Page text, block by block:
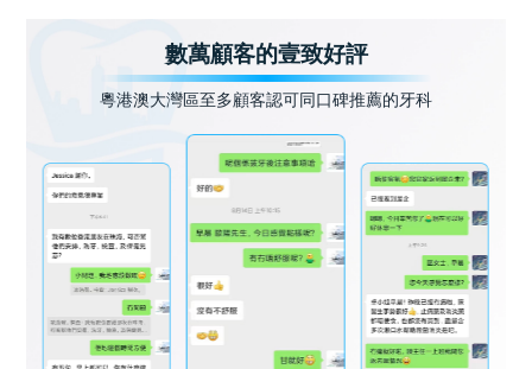
數萬顧客的壹致好評
粵港澳大灣區至多顧客認可同口碑推薦的牙科